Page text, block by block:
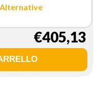
Alternative
€405,13